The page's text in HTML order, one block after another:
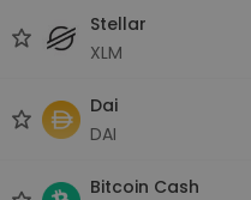
Stellar
XLM
Dai
DAI
Bitcoin Cash